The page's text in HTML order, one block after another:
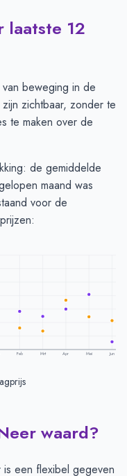
3 maanden (per m2)
laatste 12
beweging in de
zichtbaar, zonder te
te maken over de
de gemiddelde
maand was
voor de
Feb Mrt Apr Mei Jun
waard?
een flexibel gegeven